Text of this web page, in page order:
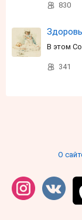
830
В этом
341
О